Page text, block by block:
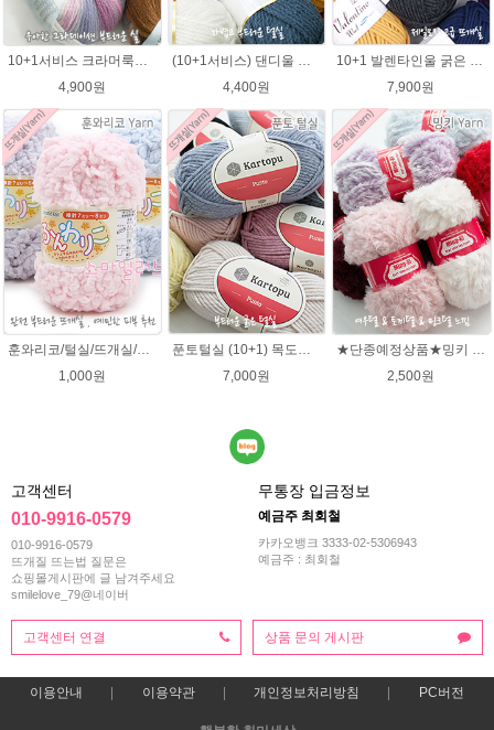
10+1서비스 크라머룩스 털실/부드러운 나염뜨개실 목도리뜨개질 수입 그라데이션털실
4,900원
(10+1서비스) 댄디울 뜨개실 프리미어울 뜨개질실 목도리뜨개질실
4,400원
10+1 발렌타인울 굵은 뜨개실/뜨개질실/손뜨개실/목도리털실/제일모직뜨개실
7,900원
훈와리코/털실/뜨개실/뜨개질실/손뜨개실/목도리털실/뜨게실/뜨게질/손뜨개질실
1,000원
7,000원
2,500원
고객센터
010-9916-0579
010-9916-0579
뜨개질 뜨는법 질문은
쇼핑몰게시판에 글 남겨주세요
smilelove_79@네이버
무통장 입금정보
예금주 최회철
카카오뱅크 3333-02-5306943
예금주 : 최회철
고객센터 연결 상품 문의 게시판
이용안내 이용약관 개인정보처리방침 PC버전